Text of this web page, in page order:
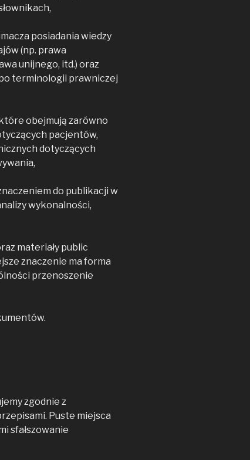
posiadania wiedzy
(np. prawa
unijnego, itd.) oraz
terminologii prawniczej
obejmują zarówno
pacjentów,
dotyczących
do publikacji w
wykonalności,
materiały public
znaczenie ma forma
przenoszenie
zgodnie z
Puste miejsca
sfałszowanie